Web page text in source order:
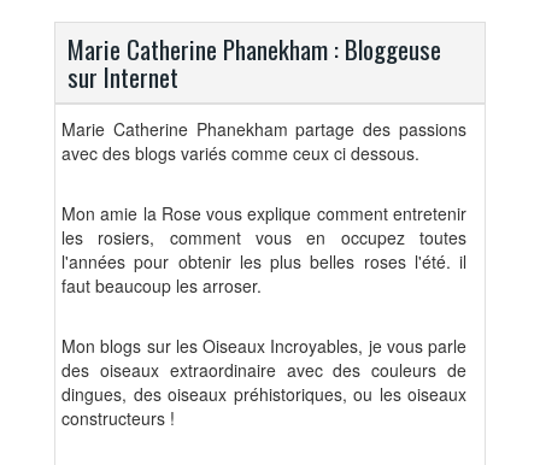
Marie Catherine Phanekham : Bloggeuse
sur Internet
Marie Catherine Phanekham partage des passions
avec des blogs variés comme ceux ci dessous.
Mon amie la Rose vous explique comment entretenir
les rosiers, comment vous en occupez toutes
l'années pour obtenir les plus belles roses l'été. il
faut beaucoup les arroser.
Mon blogs sur les Oiseaux Incroyables, je vous parle
des oiseaux extraordinaire avec des couleurs de
dingues, des oiseaux préhistoriques, ou les oiseaux
constructeurs !